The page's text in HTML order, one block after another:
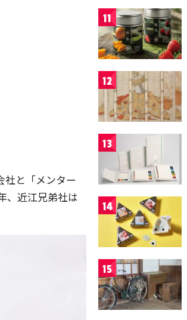
社と「メンター
、近江兄弟社は
11
12
13
14
15